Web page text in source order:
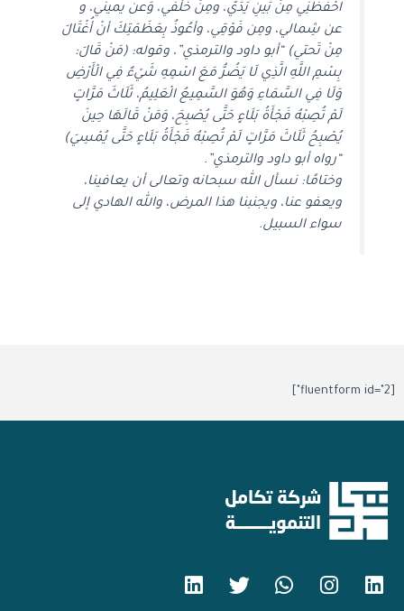
احْفَظْنِي مِنْ بَينِ يَدَيَّ، ومِنْ خَلْفي، وَعن يميني، و
عن شِمالي، ومِن فَوْقِي، وأعُوذُ بِعَظَمَتِكَ أنْ أُغْتَالَ
مِنْ تَحتي) “أبو داود والترمذي”، وقوله: (مَنْ قَالَ:
بِسْمِ اللَّهِ الَّذِي لَا يَضُرُّ مَعَ اسْمِهِ شَيْءٌ فِي الْأَرْضِ
وَلَا فِي السَّمَاءِ وَهُوَ السَّمِيعُ الْعَلِيمُ، ثَلَاثَ مَرَّاتٍ
لَمْ تُصِبْهُ فَجْأَةُ بَلَاءٍ حَتَّى يُصْبِحَ، وَمَنْ قَالَهَا حِينَ
يُصْبِحُ ثَلَاثَ مَرَّاتٍ لَمْ تُصِبْهُ فَجْأَةُ بَلَاءٍ حَتَّى يُمْسِيَ)
“رواه أبو داود والترمذي”.
وختامًا: نسأل الله سبحانه وتعالى أن يعافينا،
ويعفو عنا، ويجنبنا هذا المرض، والله الهادي إلى
سواء السبيل.
[fluentform id="2"]
L
i
I
n
W
h
T
w
L
i